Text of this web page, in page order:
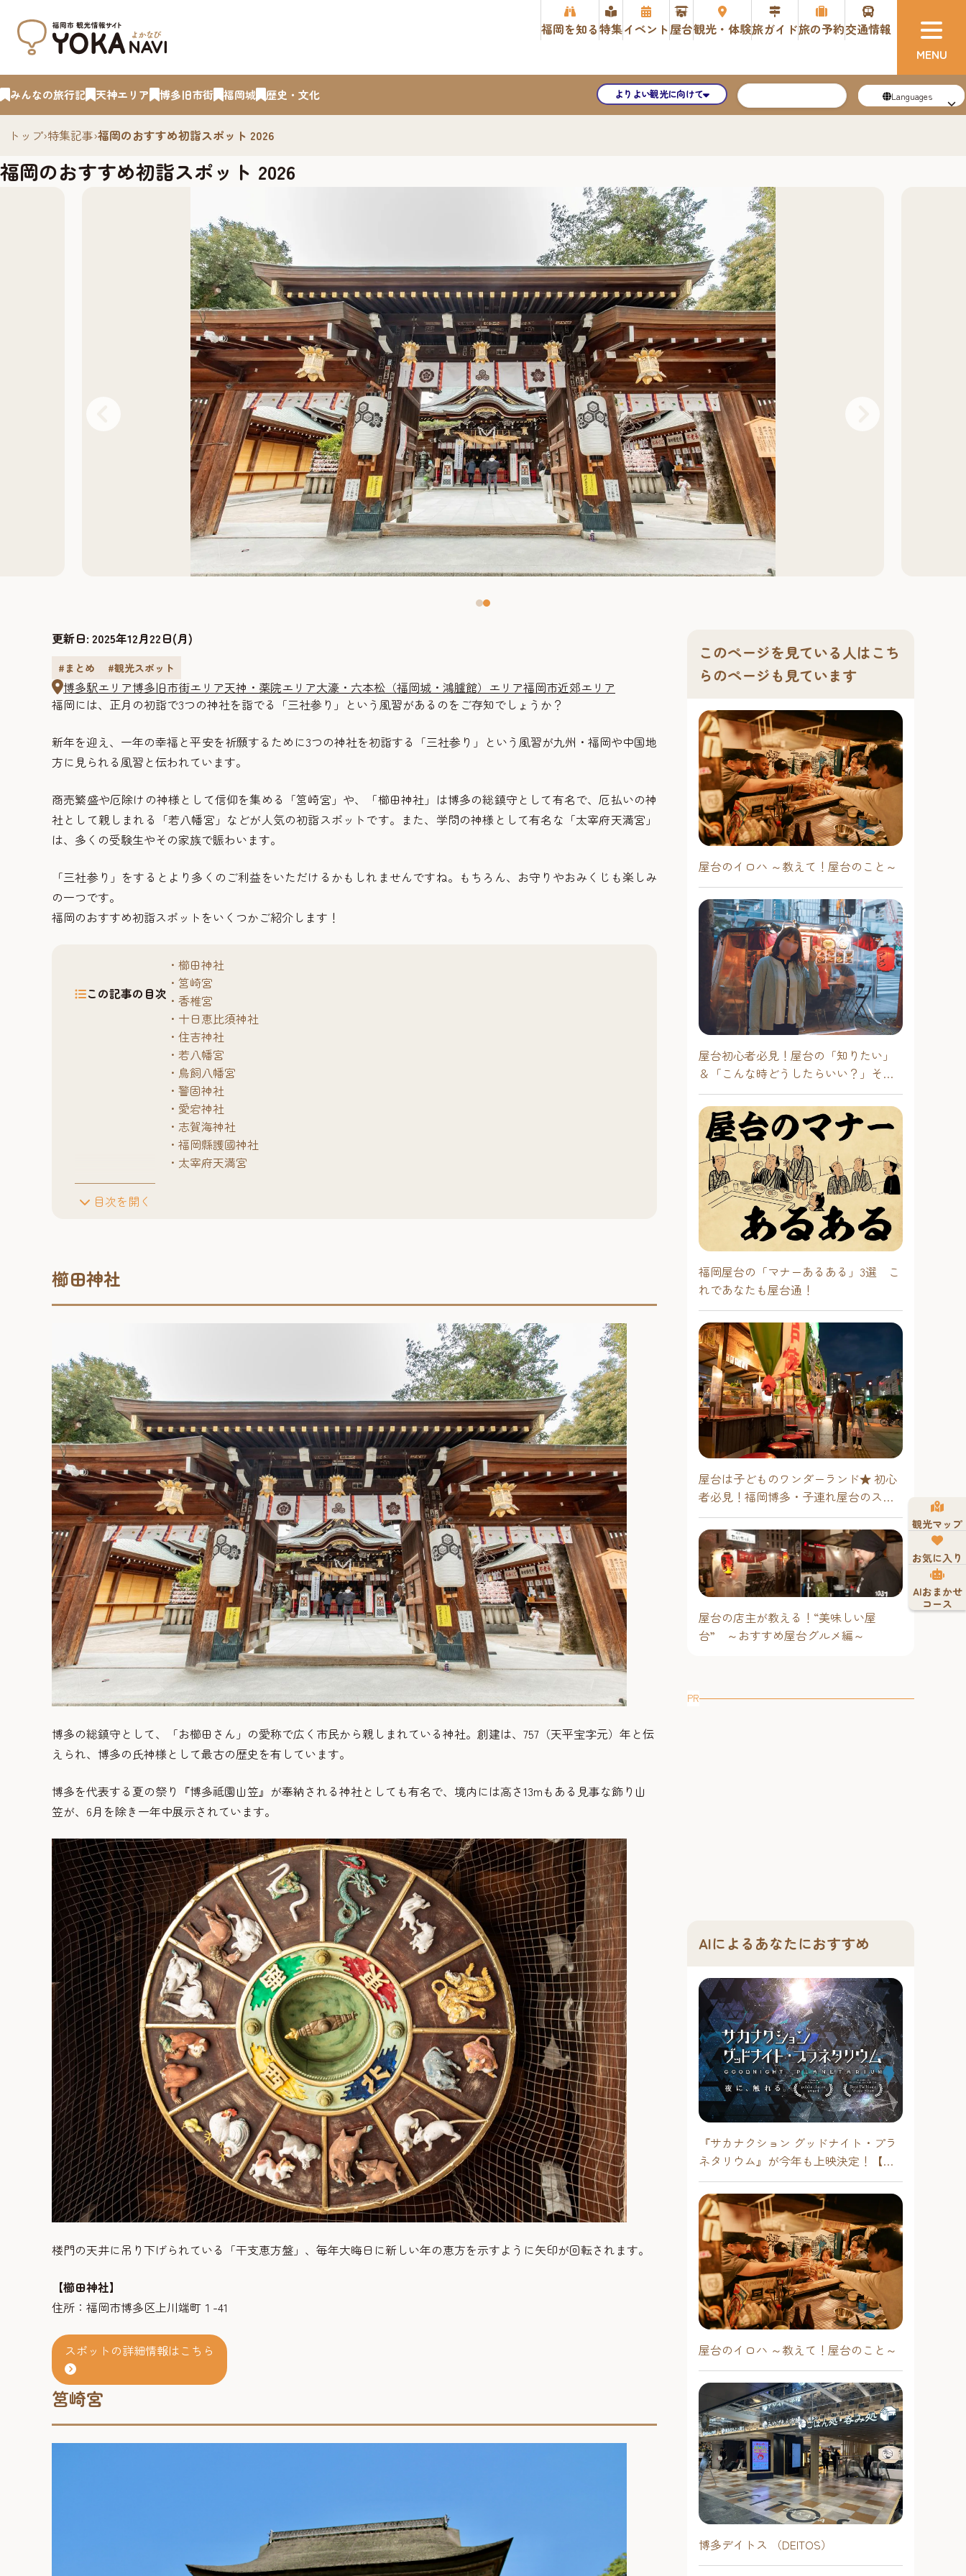
福岡を知る特集イベント屋台観光・体験旅ガイド旅の予約交通情報
みんなの旅行記 天神エリア 博多旧市街 福岡城 歴史・文化 よりよい観光に向けて Languages
トップ›特集記事›福岡のおすすめ初詣スポット 2026
福岡のおすすめ初詣スポット 2026
更新日: 2025年12月22日(月)
#まとめ #観光スポット
博多駅エリア博多旧市街エリア天神・薬院エリア大濠・六本松（福岡城・鴻臚館）エリア福岡市近郊エリア
福岡には、正月の初詣で3つの神社を詣でる「三社参り」という風習があるのをご存知でしょうか？
新年を迎え、一年の幸福と平安を祈願するために3つの神社を初詣する「三社参り」という風習が九州・福岡や中国地
方に見られる風習と伝われています。
商売繁盛や厄除けの神様として信仰を集める「筥崎宮」や、「櫛田神社」は博多の総鎮守として有名で、厄払いの神
社として親しまれる「若八幡宮」などが人気の初詣スポットです。また、学問の神様として有名な「太宰府天満宮」
は、多くの受験生やその家族で賑わいます。
「三社参り」をするとより多くのご利益をいただけるかもしれませんですね。もちろん、お守りやおみくじも楽しみ
の一つです。
福岡のおすすめ初詣スポットをいくつかご紹介します！
この記事の目次
目次を開く
櫛田神社
筥崎宮
香椎宮
十日恵比須神社
住吉神社
若八幡宮
鳥飼八幡宮
警固神社
愛宕神社
志賀海神社
福岡縣護國神社
太宰府天満宮
櫛田神社
博多の総鎮守として、「お櫛田さん」の愛称で広く市民から親しまれている神社。創建は、757（天平宝字元）年と伝
えられ、博多の氏神様として最古の歴史を有しています。
博多を代表する夏の祭り『博多祗園山笠』が奉納される神社としても有名で、境内には高さ13mもある見事な飾り山
笠が、6月を除き一年中展示されています。
楼門の天井に吊り下げられている「干支恵方盤」、毎年大晦日に新しい年の恵方を示すように矢印が回転されます。
【櫛田神社】
住所：福岡市博多区上川端町１-41
スポットの詳細情報はこちら
筥崎宮
このページを見ている人はこち
らのページも見ています
屋台のイロハ ～教えて！屋台のこと～
屋台初心者必見！屋台の「知りたい」
＆「こんな時どうしたらいい？」その
疑問に答えます！
福岡屋台の「マナーあるある」3選 こ
れであなたも屋台通！
屋台は子どものワンダーランド★ 初心
者必見！福岡博多・子連れ屋台のスス
メ
屋台の店主が教える！“美味しい屋
台” ～おすすめ屋台グルメ編～
PR
AIによるあなたにおすすめ
『サカナクション グッドナイト・プラ
ネタリウム』が今年も上映決定！【福
岡市科学館 ドームシアター】2026年
屋台のイロハ ～教えて！屋台のこと～
博多デイトス （DEITOS）
観光マップ
お気に入り
AIおまかせ
コース